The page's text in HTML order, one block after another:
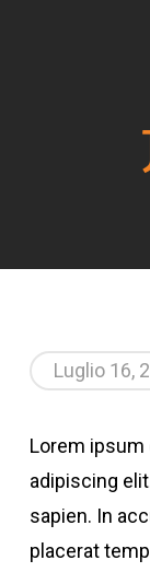
Luglio 16,
Lorem
adipiscing
sapien. In
placerat